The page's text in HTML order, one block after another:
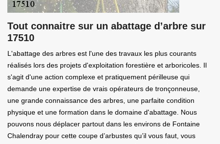
Tout connaitre sur un abattage d’arbre sur
17510
L'abattage des arbres est l'une des travaux les plus courants
réalisés lors des projets d'exploitation forestière et arboricoles. Il
s'agit d'une action complexe et pratiquement périlleuse qui
demande une expertise de vrais opérateurs de tronçonneuse,
une grande connaissance des arbres, une parfaite condition
physique et une formation dans le domaine d'abattage. Nous
pouvons nous déplacer partout dans les environs de Fontaine
Chalendray pour cette coupe d’arbustes qu’il vous faut, vous